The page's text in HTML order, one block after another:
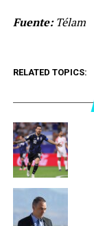
Fuente:Télam
RELATED TOPICS: